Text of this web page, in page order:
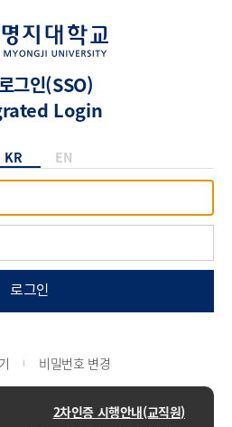
그인(SSO)
Login
KR EN
로그인
비밀번호 변경
2차인증 시행안내(교직원)